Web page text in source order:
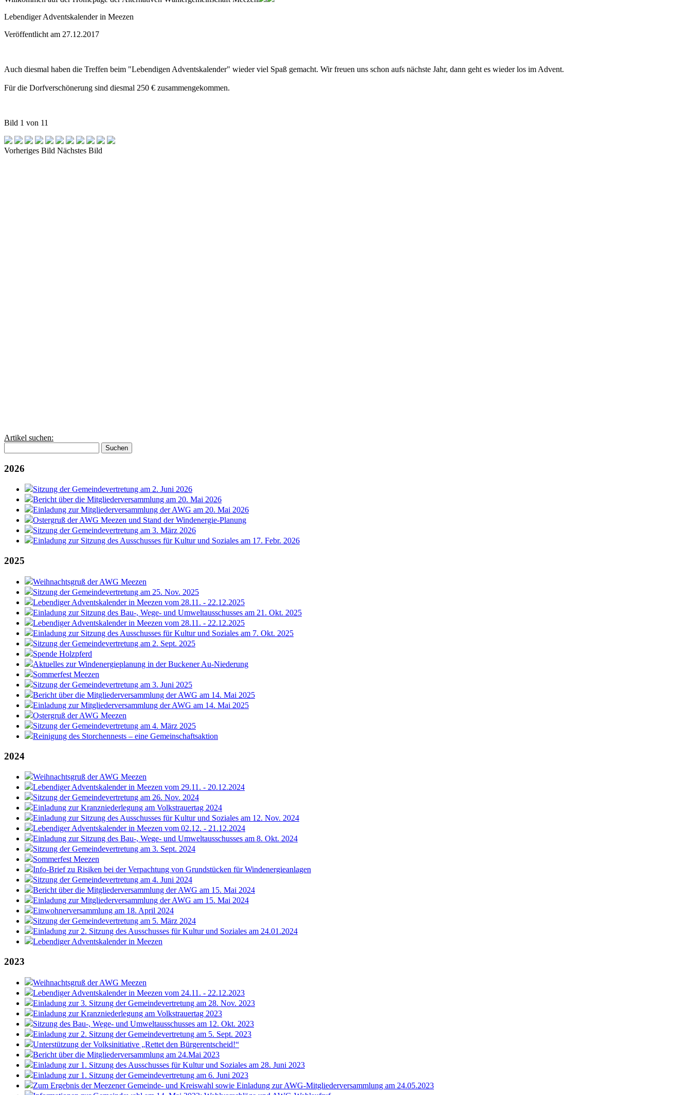
Lebendiger Adventskalender in Meezen
Veröffentlicht am 27.12.2017
Auch diesmal haben die Treffen beim "Lebendigen Adventskalender" wieder viel Spaß gemacht. Wir freuen uns schon aufs nächste Jahr, dann geht es wieder los im Advent.
Für die Dorfverschönerung sind diesmal 250 € zusammengekommen.
Bild 1 von 11
Vorheriges Bild Nächstes Bild
Artikel suchen:
Suchen
2026
Sitzung der Gemeindevertretung am 2. Juni 2026
Bericht über die Mitgliederversammlung am 20. Mai 2026
Einladung zur Mitgliederversammlung der AWG am 20. Mai 2026
Ostergruß der AWG Meezen und Stand der Windenergie-Planung
Sitzung der Gemeindevertretung am 3. März 2026
Einladung zur Sitzung des Ausschusses für Kultur und Soziales am 17. Febr. 2026
2025
Weihnachtsgruß der AWG Meezen
Sitzung der Gemeindevertretung am 25. Nov. 2025
Lebendiger Adventskalender in Meezen vom 28.11. - 22.12.2025
Einladung zur Sitzung des Bau-, Wege- und Umweltausschusses am 21. Okt. 2025
Lebendiger Adventskalender in Meezen vom 28.11. - 22.12.2025
Einladung zur Sitzung des Ausschusses für Kultur und Soziales am 7. Okt. 2025
Sitzung der Gemeindevertretung am 2. Sept. 2025
Spende Holzpferd
Aktuelles zur Windenergieplanung in der Buckener Au-Niederung
Sommerfest Meezen
Sitzung der Gemeindevertretung am 3. Juni 2025
Bericht über die Mitgliederversammlung der AWG am 14. Mai 2025
Einladung zur Mitgliederversammlung der AWG am 14. Mai 2025
Ostergruß der AWG Meezen
Sitzung der Gemeindevertretung am 4. März 2025
Reinigung des Storchennests – eine Gemeinschaftsaktion
2024
Weihnachtsgruß der AWG Meezen
Lebendiger Adventskalender in Meezen vom 29.11. - 20.12.2024
Sitzung der Gemeindevertretung am 26. Nov. 2024
Einladung zur Kranzniederlegung am Volkstrauertag 2024
Einladung zur Sitzung des Ausschusses für Kultur und Soziales am 12. Nov. 2024
Lebendiger Adventskalender in Meezen vom 02.12. - 21.12.2024
Einladung zur Sitzung des Bau-, Wege- und Umweltausschusses am 8. Okt. 2024
Sitzung der Gemeindevertretung am 3. Sept. 2024
Sommerfest Meezen
Info-Brief zu Risiken bei der Verpachtung von Grundstücken für Windenergieanlagen
Sitzung der Gemeindevertretung am 4. Juni 2024
Bericht über die Mitgliederversammlung der AWG am 15. Mai 2024
Einladung zur Mitgliederversammlung der AWG am 15. Mai 2024
Einwohnerversammlung am 18. April 2024
Sitzung der Gemeindevertretung am 5. März 2024
Einladung zur 2. Sitzung des Ausschusses für Kultur und Soziales am 24.01.2024
Lebendiger Adventskalender in Meezen
2023
Weihnachtsgruß der AWG Meezen
Lebendiger Adventskalender in Meezen vom 24.11. - 22.12.2023
Einladung zur 3. Sitzung der Gemeindevertretung am 28. Nov. 2023
Einladung zur Kranzniederlegung am Volkstrauertag 2023
Sitzung des Bau-, Wege- und Umweltausschusses am 12. Okt. 2023
Einladung zur 2. Sitzung der Gemeindevertretung am 5. Sept. 2023
Unterstützung der Volksinitiative „Rettet den Bürgerentscheid!“
Bericht über die Mitgliederversammlung am 24.Mai 2023
Einladung zur 1. Sitzung des Ausschusses für Kultur und Soziales am 28. Juni 2023
Einladung zur 1. Sitzung der Gemeindevertretung am 6. Juni 2023
Zum Ergebnis der Meezener Gemeinde- und Kreiswahl sowie Einladung zur AWG-Mitgliederversammlung am 24.05.2023